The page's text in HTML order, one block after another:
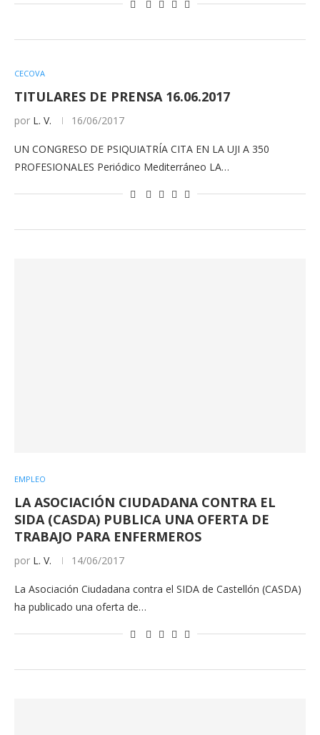
CECOVA
TITULARES DE PRENSA 16.06.2017
por L. V. 16/06/2017
UN CONGRESO DE PSIQUIATRÍA CITA EN LA UJI A 350
PROFESIONALES Periódico Mediterráneo LA…
EMPLEO
LA ASOCIACIÓN CIUDADANA CONTRA EL
SIDA (CASDA) PUBLICA UNA OFERTA DE
TRABAJO PARA ENFERMEROS
por L. V. 14/06/2017
La Asociación Ciudadana contra el SIDA de Castellón (CASDA)
ha publicado una oferta de…